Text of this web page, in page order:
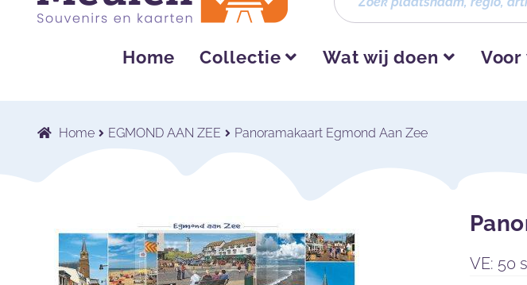
Home Collectie Wat wij doen
Home EGMOND AAN ZEE Panoramakaart Egmond Aan Zee
VE: 50